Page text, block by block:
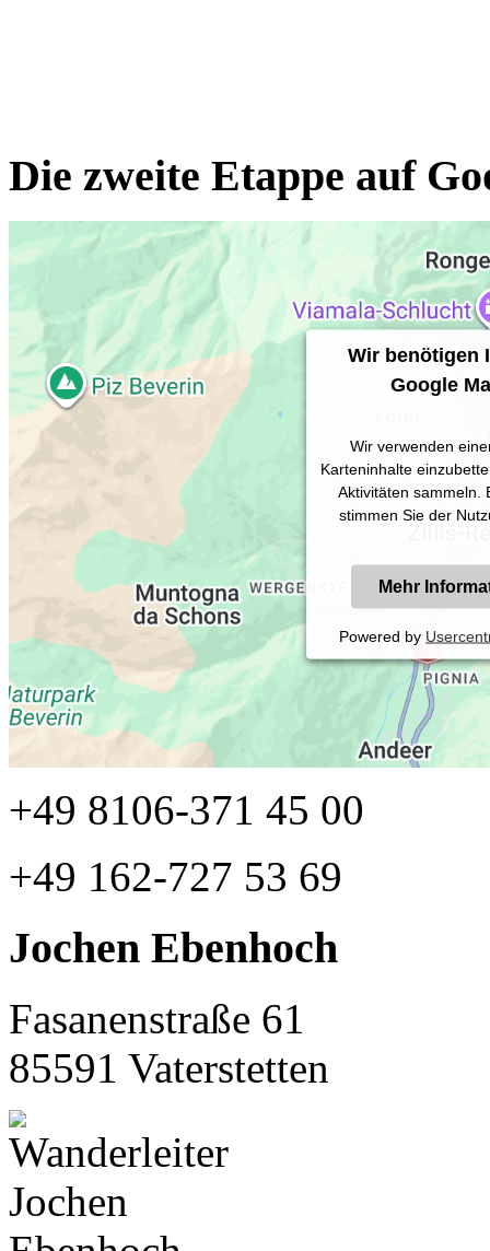
Die zweite Etappe auf
Wir benötigen
Google
Wir verwenden
Karteninhalte
Aktivitäten sammeln.
stimmen Sie der
Mehr
Powered by
+49 8106-371 45 00
+49 162-727 53 69
Jochen Ebenhoch
Fasanenstraße 61
85591 Vaterstetten